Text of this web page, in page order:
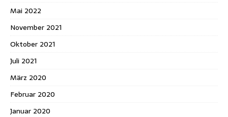
Mai 2022
November 2021
Oktober 2021
Juli 2021
März 2020
Februar 2020
Januar 2020